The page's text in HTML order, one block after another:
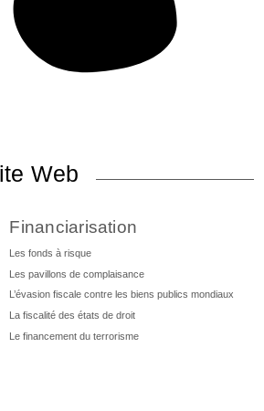
Web
Financiarisation
Les fonds à risque
Les pavillons de complaisance
L’évasion fiscale contre les biens publics mondiaux
La fiscalité des états de droit
Le financement du terrorisme